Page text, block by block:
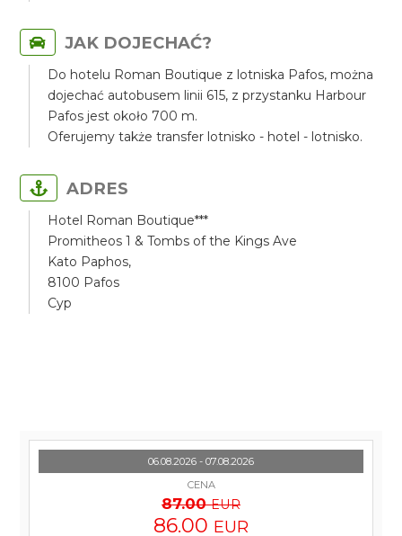
JAK DOJECHAĆ?
Do hotelu Roman Boutique z lotniska Pafos, można
dojechać autobusem linii 615, z przystanku Harbour
Pafos jest około 700 m.
Oferujemy także transfer lotnisko - hotel - lotnisko.
ADRES
Hotel Roman Boutique***
Promitheos 1 & Tombs of the Kings Ave
Kato Paphos,
8100 Pafos
Cyp
06.08.2026 - 07.08.2026
CENA
87.00 EUR
86.00 EUR